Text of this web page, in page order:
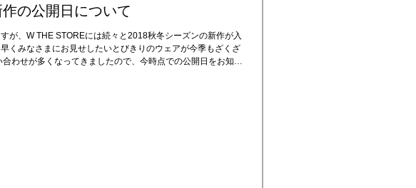
作の公開日について
が、W THE STOREには続々と2018秋冬シーズンの新作が入
くみなさまにお見せしたいとびきりのウェアが今季もざくざ
合わせが多くなってきましたので、今時点での公開日をお知ら